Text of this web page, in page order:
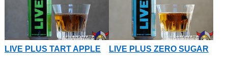
LIVE PLUS TART APPLE LIVE PLUS ZERO SUGAR